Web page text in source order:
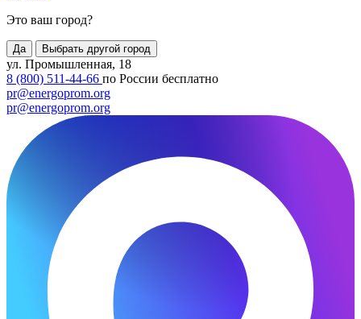
Это ваш город?
Да Выбрать другой город
ул. Промышленная, 18
8 (800) 511-44-66 по России бесплатно
pr@energoprom.org
pr@energoprom.org